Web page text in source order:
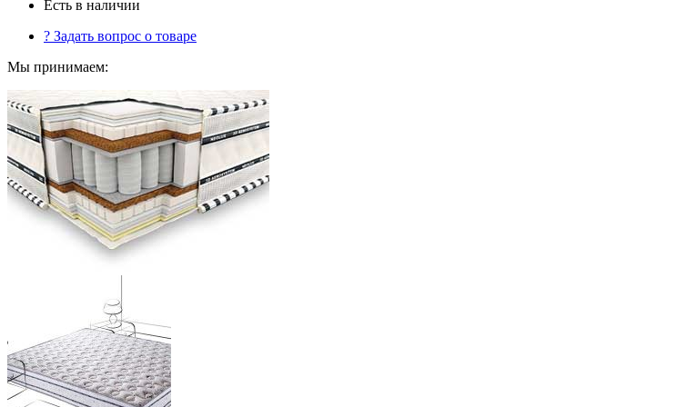
Есть в наличии
? Задать вопрос о товаре
Мы принимаем: